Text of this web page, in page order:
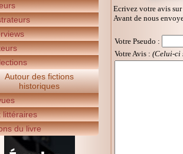
Autour des fictions
historiques
littéraires
du livre
Ecrivez votre avis sur
Avant de nous
Votre Pseudo :
Votre Avis : (Celui-ci